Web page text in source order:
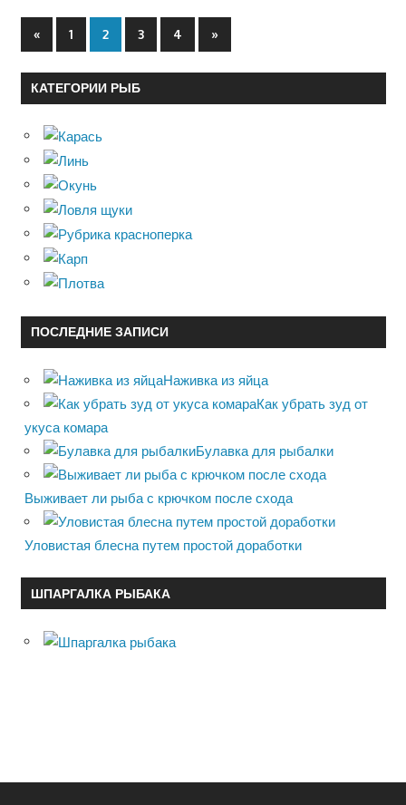
Навигация
по
записям
«Previous
Posts
1 2 3 4
Next
Posts
»
КАТЕГОРИИ РЫБ
ПОСЛЕДНИЕ ЗАПИСИ
Наживка из яйца
Как убрать зуд от
укуса комара
Булавка для рыбалки
Выживает ли рыба с крючком после схода
Уловистая блесна путем простой доработки
ШПАРГАЛКА РЫБАКА